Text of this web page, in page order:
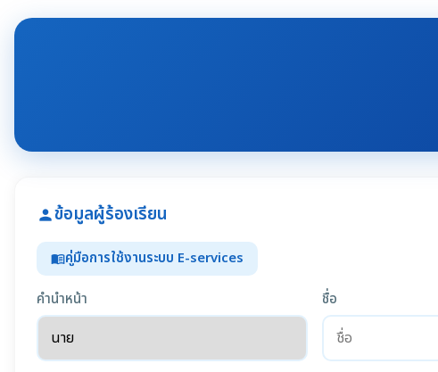
personข้อมูลผู้ร้องเรียน
menu_bookคู่มือการใช้งานระบบ E-services
คำนำหน้า
ชื่อ